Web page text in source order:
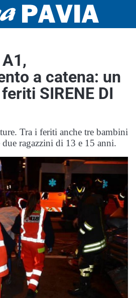
a catena: un
SIRENE DI
Tra i feriti anche tre bambini
ragazzini di 13 e 15 anni.